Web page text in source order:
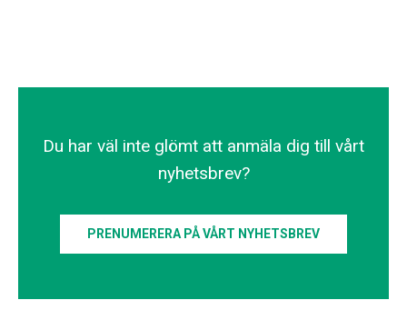
Du har väl inte glömt att anmäla dig till vårt
nyhetsbrev?
PRENUMERERA PÅ VÅRT NYHETSBREV